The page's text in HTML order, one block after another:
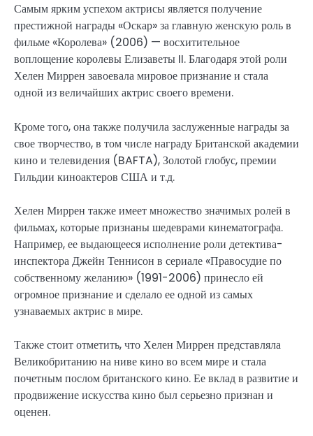
Самым ярким успехом актрисы является получение
престижной награды «Оскар» за главную женскую роль в
фильме «Королева» (2006) — восхитительное
воплощение королевы Елизаветы II. Благодаря этой роли
Хелен Миррен завоевала мировое признание и стала
одной из величайших актрис своего времени.
Кроме того, она также получила заслуженные награды за
свое творчество, в том числе награду Британской академии
кино и телевидения (BAFTA), Золотой глобус, премии
Гильдии киноактеров США и т.д.
Хелен Миррен также имеет множество значимых ролей в
фильмах, которые признаны шедеврами кинематографа.
Например, ее выдающееся исполнение роли детектива-
инспектора Джейн Теннисон в сериале «Правосудие по
собственному желанию» (1991-2006) принесло ей
огромное признание и сделало ее одной из самых
узнаваемых актрис в мире.
Также стоит отметить, что Хелен Миррен представляла
Великобританию на ниве кино во всем мире и стала
почетным послом британского кино. Ее вклад в развитие и
продвижение искусства кино был серьезно признан и
оценен.